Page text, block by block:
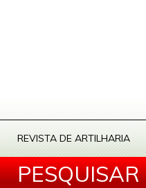
REVISTA DE ARTILHARIA
PESQUISAR